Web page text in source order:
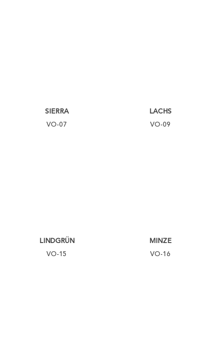
SIERRA
VO-07
LACHS
VO-09
LINDGRÜN
VO-15
MINZE
VO-16